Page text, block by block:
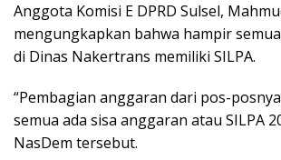
Anggota Komisi E DPRD Sulsel,
mengungkapkan bahwa hampir
di Dinas Nakertrans memiliki SILPA.
“Pembagian anggaran dari pos-
semua ada sisa anggaran atau SILPA
NasDem tersebut.